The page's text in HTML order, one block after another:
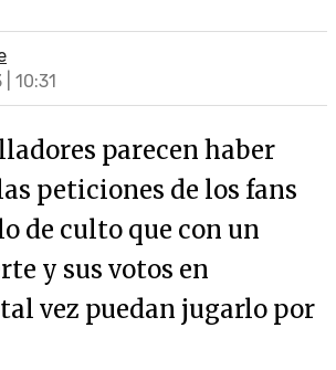
10:31
parecen haber
peticiones de los fans
de culto que con un
y sus votos en
vez puedan jugarlo por